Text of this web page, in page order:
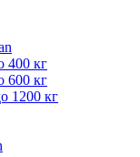
400 кг
600 кг
1200 кг